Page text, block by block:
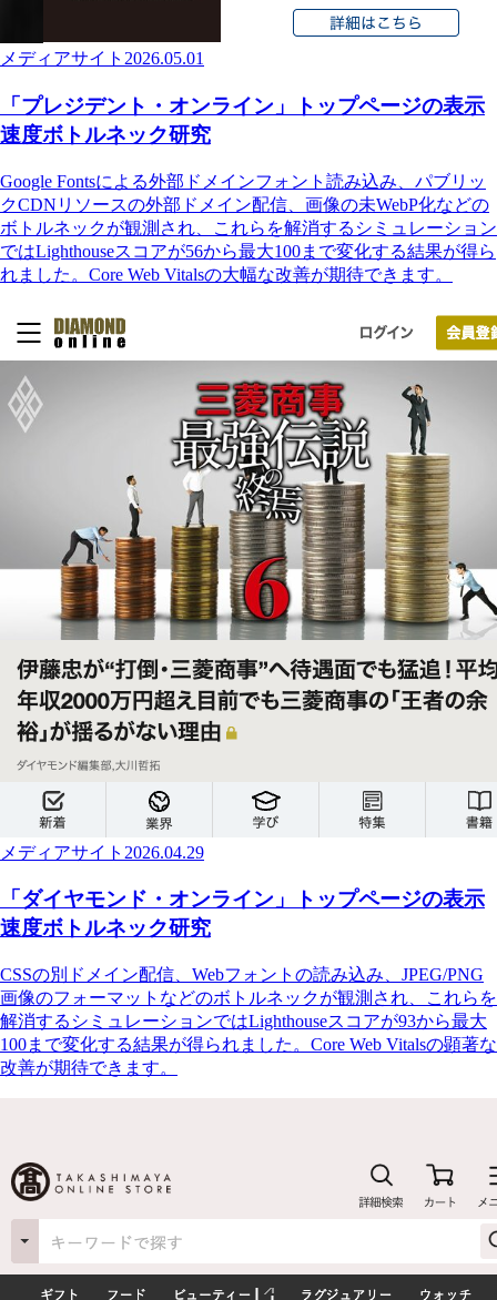
メディアサイト 2026.05.01
「プレジデント・オンライン」トップページの表示
速度ボトルネック研究
Google Fontsによる外部ドメインフォント読み込み、パブリッ
クCDNリソースの外部ドメイン配信、画像の未WebP化などの
ボトルネックが観測され、これらを解消するシミュレーション
ではLighthouseスコアが56から最大100まで変化する結果が得ら
れました。Core Web Vitalsの大幅な改善が期待できます。
メディアサイト 2026.04.29
「ダイヤモンド・オンライン」トップページの表示
速度ボトルネック研究
CSSの別ドメイン配信、Webフォントの読み込み、JPEG/PNG
画像のフォーマットなどのボトルネックが観測され、これらを
解消するシミュレーションではLighthouseスコアが93から最大
100まで変化する結果が得られました。Core Web Vitalsの顕著な
改善が期待できます。